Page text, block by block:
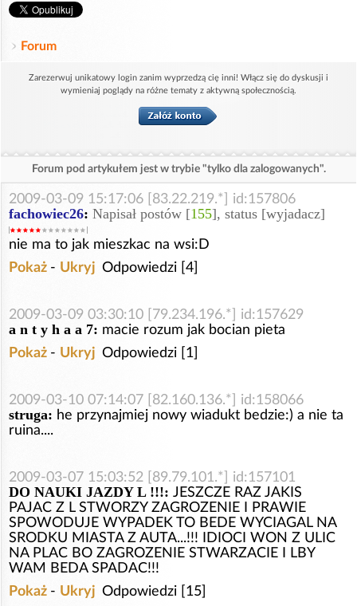
Forum
Zarezerwuj unikatowy login zanim wyprzedzą cię inni! Włącz się do dyskusji i
wymieniaj poglądy na różne tematy z aktywną społecznością.
Forum pod artykułem jest w trybie "tylko dla zalogowanych".
2009-03-09 15:17:06 [83.22.219.*] id:157806
fachowiec26: Napisał postów [155], status [wyjadacz]
nie ma to jak mieszkac na wsi:D
Pokaż - Ukryj Odpowiedzi [4]
2009-03-09 03:30:10 [79.234.196.*] id:157629
a n t y h a a 7: macie rozum jak bocian pieta
Pokaż - Ukryj Odpowiedzi [1]
2009-03-10 07:14:07 [82.160.136.*] id:158066
struga: he przynajmiej nowy wiadukt bedzie:) a nie ta
ruina....
2009-03-07 15:03:52 [89.79.101.*] id:157101
DO NAUKI JAZDY L !!!: JESZCZE RAZ JAKIS
PAJAC Z L STWORZY ZAGROZENIE I PRAWIE
SPOWODUJE WYPADEK TO BEDE WYCIAGAL NA
SRODKU MIASTA Z AUTA...!!! IDIOCI WON Z ULIC
NA PLAC BO ZAGROZENIE STWARZACIE I LBY
WAM BEDA SPADAC!!!
Pokaż - Ukryj Odpowiedzi [15]